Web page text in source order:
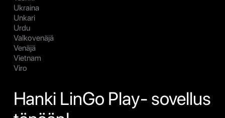
Ukraina
Unkari
Urdu
Valkovenäjä
Venäjä
Vietnam
Viro
Hanki LinGo Play- sovellus